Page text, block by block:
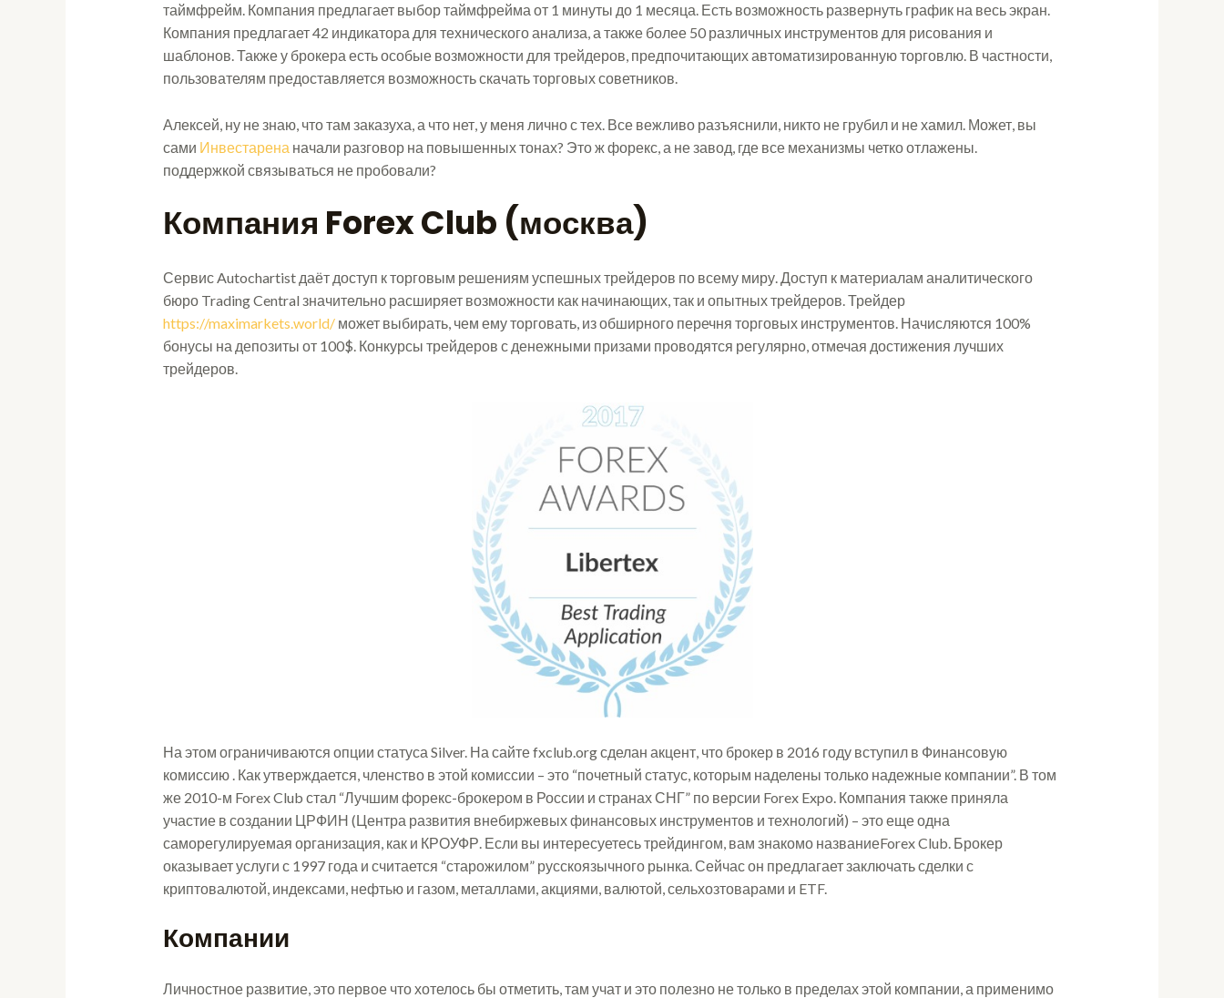
таймфрейм. Компания предлагает выбор таймфрейма от 1 минуты до 1 месяца. Есть возможность развернуть график на весь экран.
Компания предлагает 42 индикатора для технического анализа, а также более 50 различных инструментов для рисования и
шаблонов. Также у брокера есть особые возможности для трейдеров, предпочитающих автоматизированную торговлю. В частности,
пользователям предоставляется возможность скачать торговых советников.
Алексей, ну не знаю, что там заказуха, а что нет, у меня лично с тех. Все вежливо разъяснили, никто не грубил и не хамил. Может, вы
сами Инвестарена начали разговор на повышенных тонах? Это ж форекс, а не завод, где все механизмы четко отлажены.
поддержкой связываться не пробовали?
Компания Forex Club (москва)
Сервис Autochartist даёт доступ к торговым решениям успешных трейдеров по всему миру. Доступ к материалам аналитического
бюро Trading Central значительно расширяет возможности как начинающих, так и опытных трейдеров. Трейдер
https://maximarkets.world/может выбирать, чем ему торговать, из обширного перечня торговых инструментов. Начисляются 100%
бонусы на депозиты от 100$. Конкурсы трейдеров с денежными призами проводятся регулярно, отмечая достижения лучших
трейдеров.
На этом ограничиваются опции статуса Silver. На сайте fxclub.org сделан акцент, что брокер в 2016 году вступил в Финансовую
комиссию . Как утверждается, членство в этой комиссии – это “почетный статус, которым наделены только надежные компании”. В том
же 2010-м Forex Club стал “Лучшим форекс-брокером в России и странах СНГ” по версии Forex Expo. Компания также приняла
участие в создании ЦРФИН (Центра развития внебиржевых финансовых инструментов и технологий) – это еще одна
саморегулируемая организация, как и КРОУФР. Если вы интересуетесь трейдингом, вам знакомо названиеForex Club. Брокер
оказывает услуги с 1997 года и считается “старожилом” русскоязычного рынка. Сейчас он предлагает заключать сделки с
криптовалютой, индексами, нефтью и газом, металлами, акциями, валютой, сельхозтоварами и ETF.
Компании
Личностное развитие, это первое что хотелось бы отметить, там учат и это полезно не только в пределах этой компании, а применимо